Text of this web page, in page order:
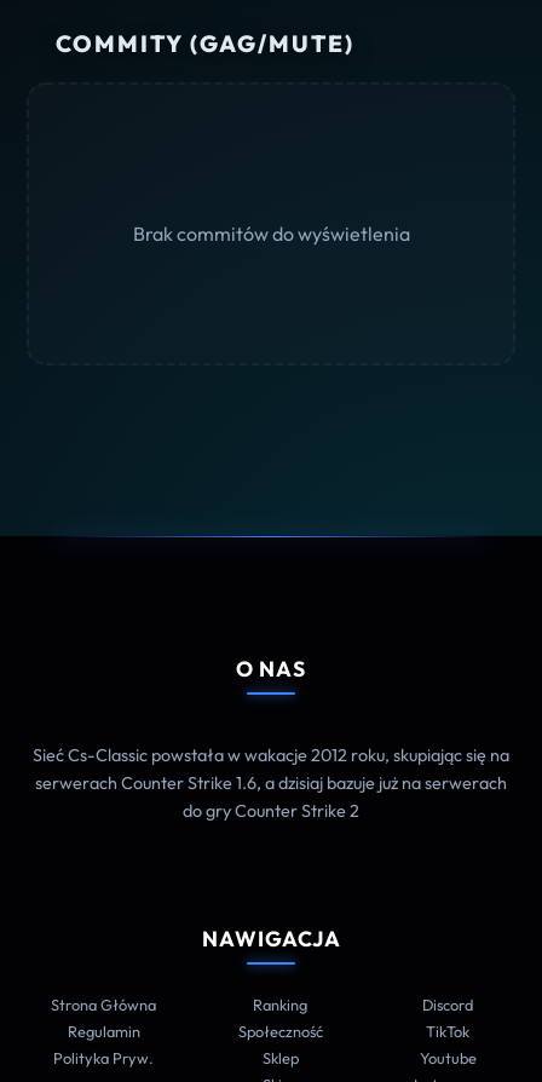
COMMITY (GAG/MUTE)
Brak commitów do wyświetlenia
O NAS
Sieć Cs-Classic powstała w wakacje 2012 roku, skupiając się na
serwerach Counter Strike 1.6, a dzisiaj bazuje już na serwerach
do gry Counter Strike 2
NAWIGACJA
Strona Główna
Regulamin
Polityka Pryw.
Ranking
Społeczność
Sklep
Discord
TikTok
Youtube